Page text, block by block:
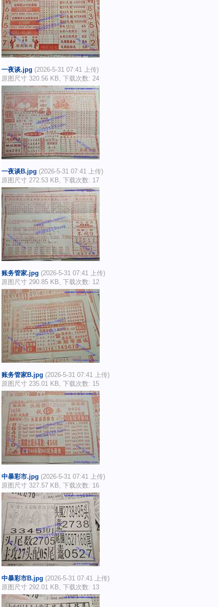
一夜谈.jpg (2026-5-31 07:41 上传)
原图尺寸 320.56 KB, 下载次数: 24
一夜谈B.jpg (2026-5-31 07:41 上传)
原图尺寸 272.53 KB, 下载次数: 17
账务管家.jpg (2026-5-31 07:41 上传)
原图尺寸 290.85 KB, 下载次数: 12
账务管家B.jpg (2026-5-31 07:41 上传)
原图尺寸 235.01 KB, 下载次数: 15
中暴彩市.jpg (2026-5-31 07:41 上传)
原图尺寸 327.57 KB, 下载次数: 16
中暴彩市B.jpg (2026-5-31 07:41 上传)
原图尺寸 292.01 KB, 下载次数: 13